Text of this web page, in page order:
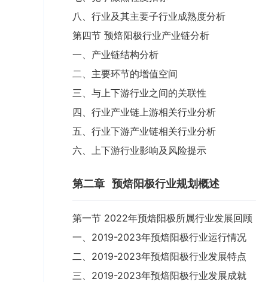
八、行业及其主要子行业成熟度分析
第四节 预焙阳极行业产业链分析
一、产业链结构分析
二、主要环节的增值空间
三、与上下游行业之间的关联性
四、行业产业链上游相关行业分析
五、行业下游产业链相关行业分析
六、上下游行业影响及风险提示
第二章 预焙阳极行业规划概述
第一节 2022年预焙阳极所属行业发展回顾
一、2019-2023年预焙阳极行业运行情况
二、2019-2023年预焙阳极行业发展特点
三、2019-2023年预焙阳极行业发展成就